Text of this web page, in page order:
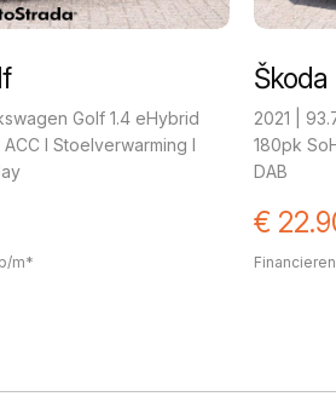
Golf 1.4 eHybrid
I Stoelverwarming I
m*
Škoda
2021 |
180pk
DAB
€